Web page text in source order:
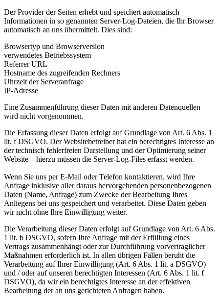
Der Provider der Seiten erhebt und speichert automatisch
Informationen in so genannten Server-Log-Dateien, die Ihr Browser
automatisch an uns übermittelt. Dies sind:
Browsertyp und Browserversion
verwendetes Betriebssystem
Referrer URL
Hostname des zugreifenden Rechners
Uhrzeit der Serveranfrage
IP-Adresse
Eine Zusammenführung dieser Daten mit anderen Datenquellen
wird nicht vorgenommen.
Die Erfassung dieser Daten erfolgt auf Grundlage von Art. 6 Abs. 1
lit. f DSGVO. Der Websitebetreiber hat ein berechtigtes Interesse an
der technisch fehlerfreien Darstellung und der Optimierung seiner
Website – hierzu müssen die Server-Log-Files erfasst werden.
Wenn Sie uns per E-Mail oder Telefon kontaktieren, wird Ihre
Anfrage inklusive aller daraus hervorgehenden personenbezogenen
Daten (Name, Anfrage) zum Zwecke der Bearbeitung Ihres
Anliegens bei uns gespeichert und verarbeitet. Diese Daten geben
wir nicht ohne Ihre Einwilligung weiter.
Die Verarbeitung dieser Daten erfolgt auf Grundlage von Art. 6 Abs.
1 lit. b DSGVO, sofern Ihre Anfrage mit der Erfüllung eines
Vertrags zusammenhängt oder zur Durchführung vorvertraglicher
Maßnahmen erforderlich ist. In allen übrigen Fällen beruht die
Verarbeitung auf Ihrer Einwilligung (Art. 6 Abs. 1 lit. a DSGVO)
und / oder auf unseren berechtigten Interessen (Art. 6 Abs. 1 lit. f
DSGVO), da wir ein berechtigtes Interesse an der effektiven
Bearbeitung der an uns gerichteten Anfragen haben.